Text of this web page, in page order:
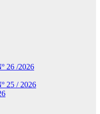
26 /2026
25 / 2026